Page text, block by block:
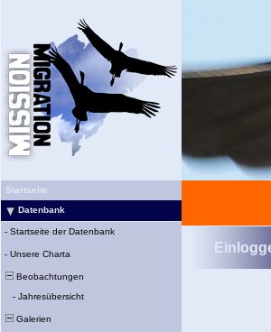
Startseite
Datenbank
- Startseite der Datenbank
- Unsere Charta
Beobachtungen
- Jahresübersicht
Galerien